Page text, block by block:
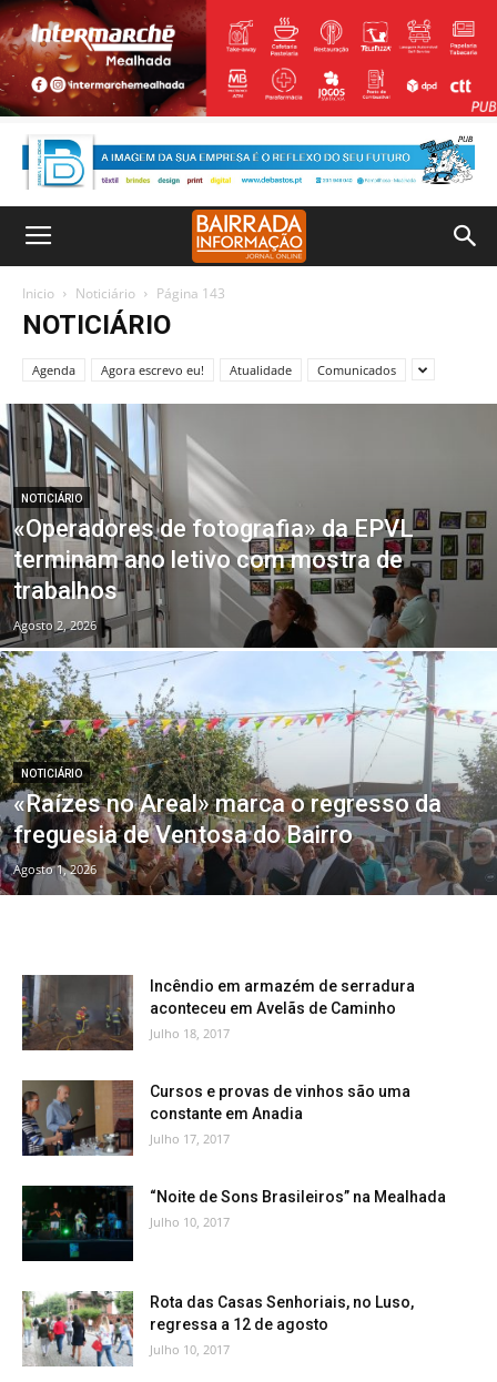
Inicio Noticiário Página 143
NOTICIÁRIO
Agenda Agora escrevo eu! Atualidade Comunicados
NOTICIÁRIO
«Operadores de fotografia» da EPVL
terminam ano letivo com mostra de
trabalhos
Agosto 2, 2026
NOTICIÁRIO
«Raízes no Areal» marca o regresso da
freguesia de Ventosa do Bairro
Agosto 1, 2026
Incêndio em armazém de serradura
aconteceu em Avelãs de Caminho
Julho 18, 2017
Cursos e provas de vinhos são uma
constante em Anadia
Julho 17, 2017
“Noite de Sons Brasileiros” na Mealhada
Julho 10, 2017
Rota das Casas Senhoriais, no Luso,
regressa a 12 de agosto
Julho 10, 2017